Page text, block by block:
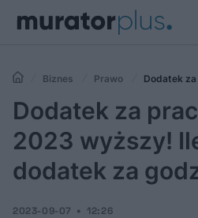
Biznes Prawo
Dodatek
wynosi dodatek za godziny nocne?
Dodatek za
2023 wyższy!
dodatek za
2023-09-07 12:26